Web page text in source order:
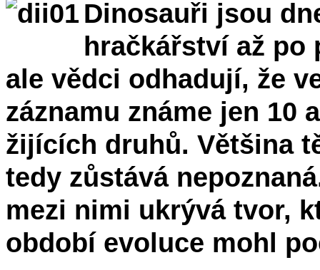
Dinosauři jsou
hračkářství až po
ale vědci odhadují, že
záznamu známe jen 10
žijících druhů. Většina
tedy zůstává
mezi nimi ukrývá tvor,
období evoluce mohl